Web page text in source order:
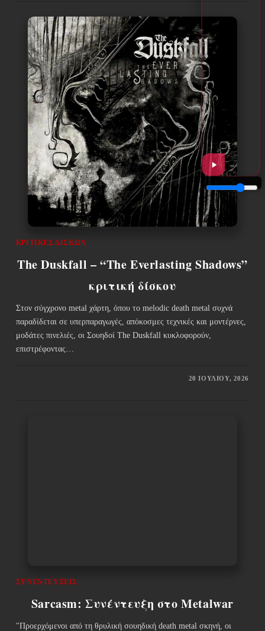
ΚΡΙΤΙΚΈΣ ΔΊΣΚΩΝ
The Duskfall – “The Everlasting Shadows”
κριτική δίσκου
Στον σύγχρονο metal χάρτη, όπου το melodic death metal συχνά
παραδίδεται σε υπερπαραγωγές, απόκοσμες τεχνικές και μοντέρνες,
μοδάτες πινελιές, οι Σουηδοί The Duskfall κυκλοφορούν,
επιστρέφοντας…
20 ΙΟΥΛΊΟΥ, 2026
ΣΥΝΕΝΤΕΎΞΕΙΣ
Sarcasm: Συνέντευξη στο Metalwar
"Προερχόμενοι από τη θρυλική σουηδική death metal σκηνή, οι